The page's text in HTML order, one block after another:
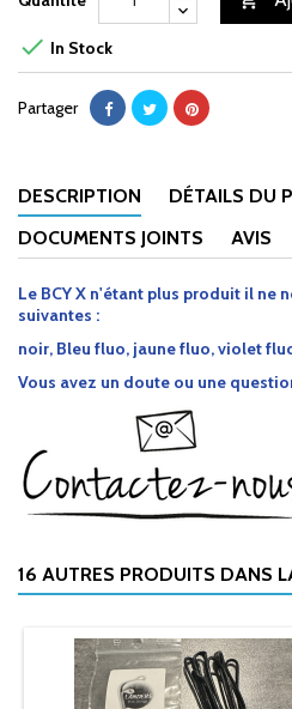
 In Stock
Partager
DESCRIPTION
DÉTAILS DU
DOCUMENTS JOINTS
AVIS
Le BCY X n'étant plus produit il ne
suivantes :
noir, Bleu fluo, jaune fluo, violet
Vous avez un doute ou une
16 AUTRES PRODUITS DANS